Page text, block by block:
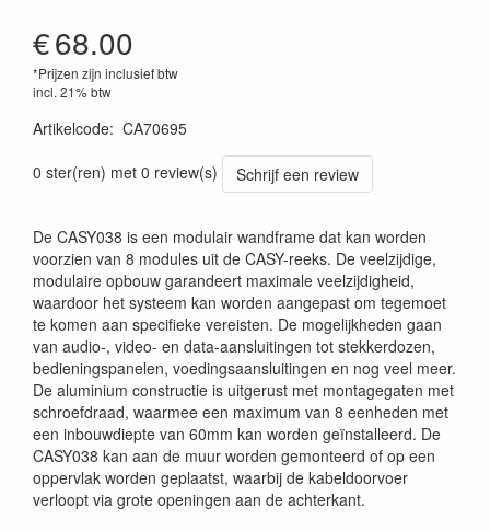
€68.00
*Prijzen zijn inclusief btw
incl. 21% btw
Artikelcode: CA70695
0 ster(ren) met 0 review(s)
Schrijf een review
De CASY038 is een modulair wandframe dat kan worden
voorzien van 8 modules uit de CASY-reeks. De veelzijdige,
modulaire opbouw garandeert maximale veelzijdigheid,
waardoor het systeem kan worden aangepast om tegemoet
te komen aan specifieke vereisten. De mogelijkheden gaan
van audio-, video- en data-aansluitingen tot stekkerdozen,
bedieningspanelen, voedingsaansluitingen en nog veel meer.
De aluminium constructie is uitgerust met montagegaten met
schroefdraad, waarmee een maximum van 8 eenheden met
een inbouwdiepte van 60mm kan worden geïnstalleerd. De
CASY038 kan aan de muur worden gemonteerd of op een
oppervlak worden geplaatst, waarbij de kabeldoorvoer
verloopt via grote openingen aan de achterkant.